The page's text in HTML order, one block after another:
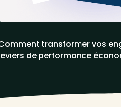
transformer vos
de performance